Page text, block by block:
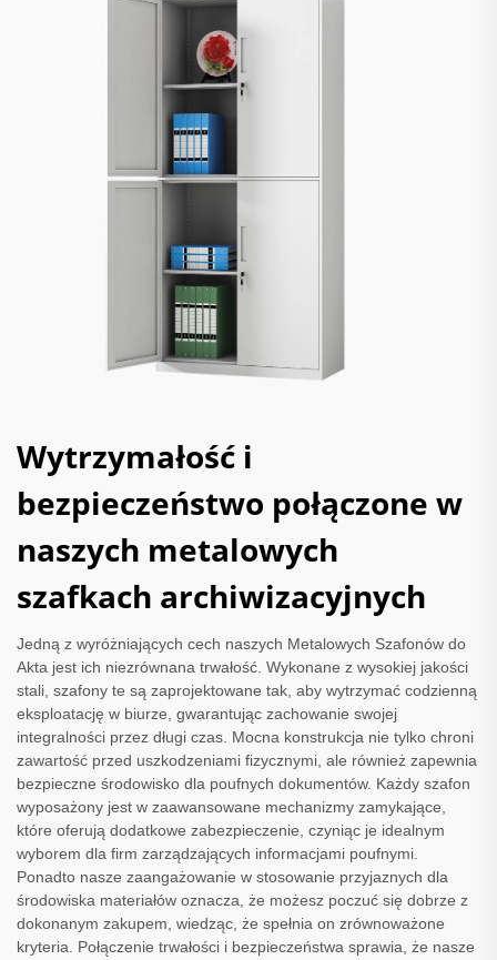
Wytrzymałość i
bezpieczeństwo połączone w
naszych metalowych
szafkach archiwizacyjnych
Jedną z wyróżniających cech naszych Metalowych Szafonów do
Akta jest ich niezrównana trwałość. Wykonane z wysokiej jakości
stali, szafony te są zaprojektowane tak, aby wytrzymać codzienną
eksploatację w biurze, gwarantując zachowanie swojej
integralności przez długi czas. Mocna konstrukcja nie tylko chroni
zawartość przed uszkodzeniami fizycznymi, ale również zapewnia
bezpieczne środowisko dla poufnych dokumentów. Każdy szafon
wyposażony jest w zaawansowane mechanizmy zamykające,
które oferują dodatkowe zabezpieczenie, czyniąc je idealnym
wyborem dla firm zarządzających informacjami poufnymi.
Ponadto nasze zaangażowanie w stosowanie przyjaznych dla
środowiska materiałów oznacza, że możesz poczuć się dobrze z
dokonanym zakupem, wiedząc, że spełnia on zrównoważone
kryteria. Połączenie trwałości i bezpieczeństwa sprawia, że nasze